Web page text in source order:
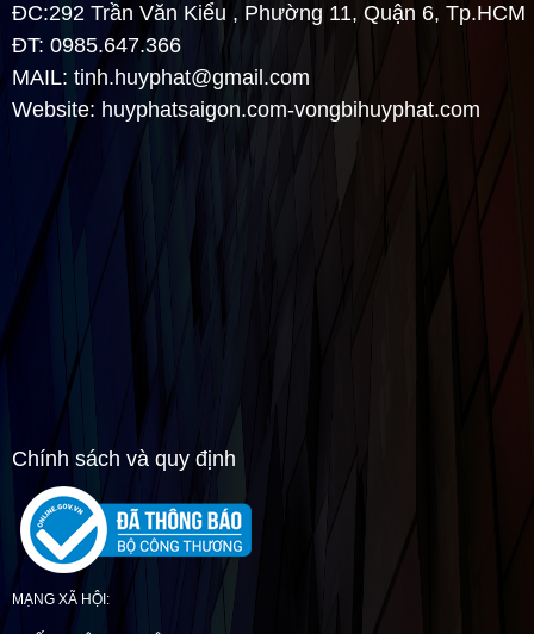
lình kiện rất phổ biến trong ngành cơ khí,
nó là một linh kiện rất quan trọng của
ĐÔI NÉT VỀ THƯƠNG HIỆU VÒNG BI
NACHI - ĐỊA CHỈ CUNG CẤP VÒNG BI UY
TÍN
Vòng bi Nachi sản phẩm thương hiệu đến từ xứ sở hoa anh đào
thì không ai mà không biết đến sản phẩm này. Dưới bài viết này là
những thông tin cơ bản về...
ĐC:292 Trần Văn Kiểu , Phường 11, Quận 6, Tp.HCM
ĐT: 0985.647.366
MAIL: tinh.huyphat@gmail.com
Website: huyphatsaigon.com-vongbihuyphat.com
Chính sách và quy định
MẠNG XÃ HỘI: